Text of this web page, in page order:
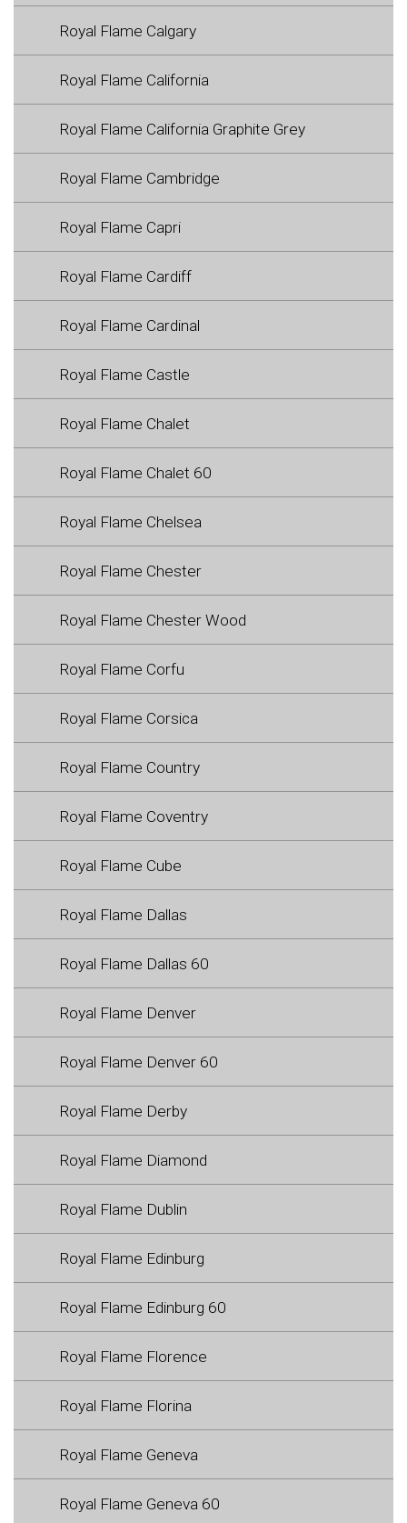
Royal Flame Calgary
Royal Flame California
Royal Flame California Graphite Grey
Royal Flame Cambridge
Royal Flame Capri
Royal Flame Cardiff
Royal Flame Cardinal
Royal Flame Castle
Royal Flame Chalet
Royal Flame Chalet 60
Royal Flame Chelsea
Royal Flame Chester
Royal Flame Chester Wood
Royal Flame Corfu
Royal Flame Corsica
Royal Flame Country
Royal Flame Coventry
Royal Flame Cube
Royal Flame Dallas
Royal Flame Dallas 60
Royal Flame Denver
Royal Flame Denver 60
Royal Flame Derby
Royal Flame Diamond
Royal Flame Dublin
Royal Flame Edinburg
Royal Flame Edinburg 60
Royal Flame Florence
Royal Flame Florina
Royal Flame Geneva
Royal Flame Geneva 60